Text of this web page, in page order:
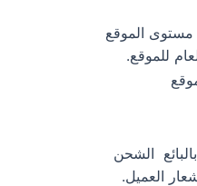
مستوى الموقع
للموقع.
الشحن
العميل.